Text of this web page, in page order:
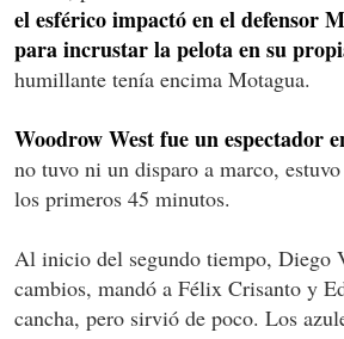
el esférico impactó en el defensor
para incrustar la pelota en su
humillante tenía encima Motagua.
Woodrow West fue un espectador
no tuvo ni un disparo a marco,
los primeros 45 minutos.
Al inicio del segundo tiempo, Diego
cambios, mandó a Félix Crisanto y
cancha, pero sirvió de poco. Los